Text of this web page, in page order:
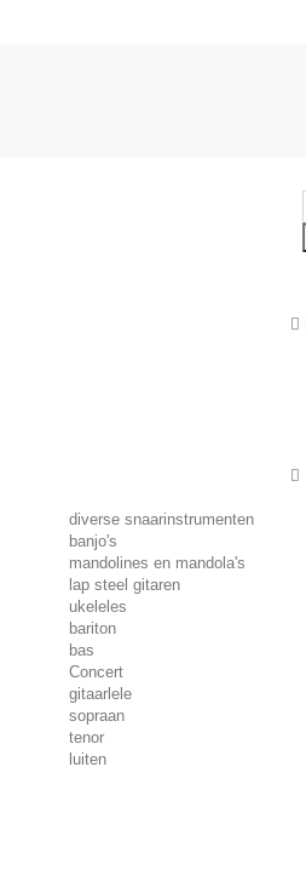
diverse snaarinstrumenten
banjo's
mandolines en mandola's
lap steel gitaren
ukeleles
bariton
bas
Concert
gitaarlele
sopraan
tenor
luiten